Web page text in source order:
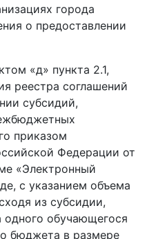
города
о предоставлении
«д» пункта 2.1,
реестра соглашений
субсидий,
приказом
Федерации от
«Электронный
с указанием объема
из субсидии,
одного обучающегося
бюджета в размере